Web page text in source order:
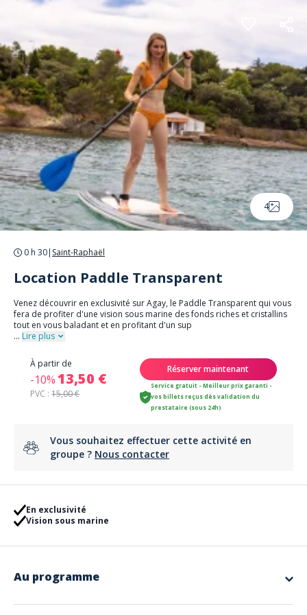
Panneau de gestion des cookies
4
0 h 30| Saint-Raphaël
Location Paddle Transparent
Venez découvrir en exclusivité sur Agay, le Paddle Transparent qui vous
fera de profiter d'une vision sous marine des fonds riches et cristallins
tout en vous baladant et en profitant d'un sup
... Lire plus
À partir de
-10%13,50 €
PVC :15,00 €
Réserver maintenant
Service gratuit - Meilleur prix garanti -
vos billets reçus dès validation du
prestataire (sous 24h)
Vous souhaitez effectuer cette activité en
groupe ? Nous contacter
En exclusivité
Vision sous marine
Au programme
fera de profiter d'une vision sous marine des fonds riches et cristallins